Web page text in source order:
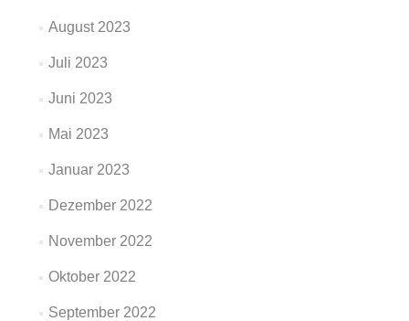
August 2023
Juli 2023
Juni 2023
Mai 2023
Januar 2023
Dezember 2022
November 2022
Oktober 2022
September 2022